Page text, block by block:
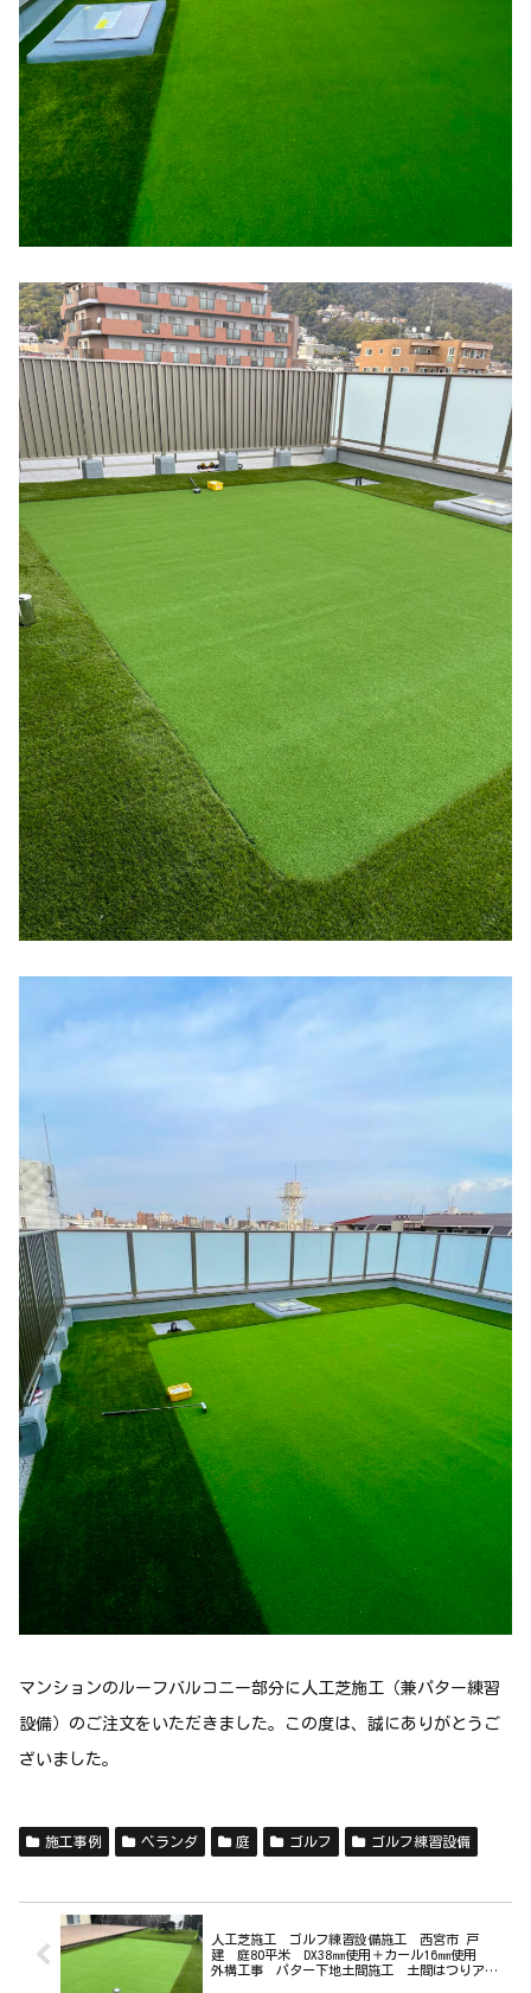
マンションのルーフバルコニー部分に人工芝施工（兼パター練習
設備）のご注文をいただきました。この度は、誠にありがとうご
ざいました。
施工事例 ベランダ 庭 ゴルフ ゴルフ練習設備
人工芝施工 ゴルフ練習設備施工 西宮市 戸
建 庭80平米 DX38㎜使用＋カール16㎜使用
外構工事 パター下地土間施工 土間はつりアプ